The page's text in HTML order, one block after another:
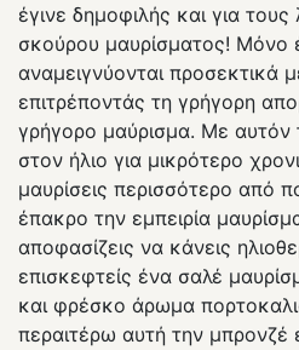
έγινε δημοφιλής και για τους
σκούρου μαυρίσματος! Μόνο
αναμειγνύονται προσεκτικά
επιτρέποντάς τη γρήγορη
γρήγορο μαύρισμα. Με αυτόν
στον ήλιο για μικρότερο
μαυρίσεις περισσότερο από
έπακρο την εμπειρία
αποφασίζεις να κάνεις
επισκεφτείς ένα σαλέ
και φρέσκο ​​άρωμα
περαιτέρω αυτή την μπρονζέ